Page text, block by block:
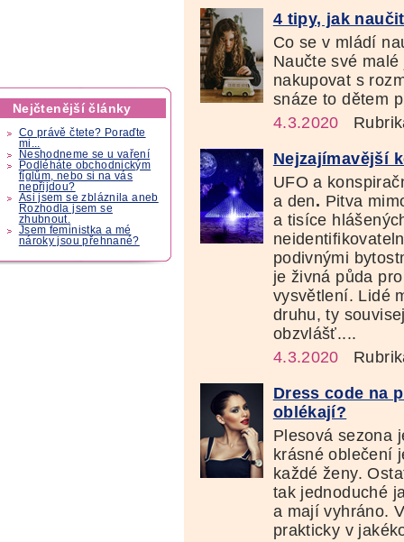
Nejčtenější články
Co právě čtete? Poraďte
mi...
Neshodneme se u vaření
Podléháte obchodnickým
fíglům, nebo si na vás
nepřijdou?
Asi jsem se zbláznila aneb
Rozhodla jsem se
zhubnout.
Jsem feministka a mé
nároky jsou přehnané?
4 tipy, jak
Co se v mládí
Naučte své
nakupovat s
snáze to dětem
4.3.2020
Nejzajímavější
UFO a
a den. Pitva
a tisíce
podivnými
je živná půda
vysvětlení. Lidé
druhu, ty
obzvlášť....
4.3.2020
Dress code na
oblékají?
Plesová sezona
krásné oblečení
každé ženy.
tak jednoduché
a mají vyhráno.
prakticky v